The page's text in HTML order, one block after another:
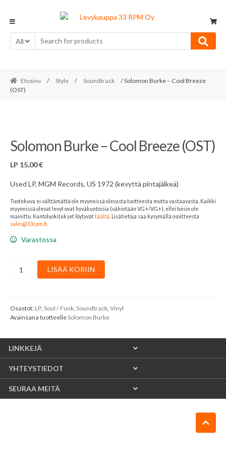
navigation
content
All
Etusivu / Style / Soundtrack
/ Solomon Burke – Cool Breeze
(OST)
Solomon Burke – Cool Breeze (OST)
LP 15,00€
Used LP, MGM Records, US 1972 (kevyttä pintajälkeä)
Tuotekuva ei välttämättä ole myynnissä olevasta tuotteesta mutta vastaavasta. Kaikki
myynnissä olevat levyt ovat hyväkuntoisia (vähintään VG+/VG+), ellei toisin ole
mainittu. Kuntoluokitukset löytyvättäältä . Lisätietoja saa kysymällä osoitteesta
sales@33rpm.fi
Varastossa
Breeze
(OST)
LISÄÄ KORIIN
Osastot: LP, Soul / Funk, Soundtrack, Vinyl
Avainsana tuotteelleSolomon Burke
LINKKEJÄ
YHTEYSTIEDOT
SEURAA MEITÄ